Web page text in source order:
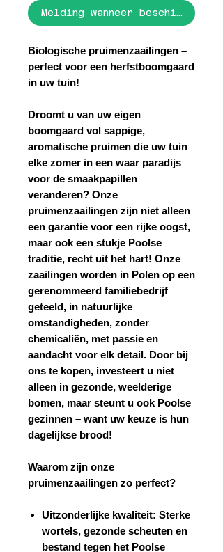
Melding wanneer beschikbaar
Biologische pruimenzaailingen –
perfect voor een herfstboomgaard
in uw tuin!
Droomt u van uw eigen
boomgaard vol sappige,
aromatische pruimen die uw tuin
elke zomer in een waar paradijs
voor de smaakpapillen
veranderen? Onze
pruimenzaailingen zijn niet alleen
een garantie voor een rijke oogst,
maar ook een stukje Poolse
traditie, recht uit het hart! Onze
zaailingen worden in Polen op een
gerenommeerd familiebedrijf
geteeld, in natuurlijke
omstandigheden, zonder
chemicaliën, met passie en
aandacht voor elk detail. Door bij
ons te kopen, investeert u niet
alleen in gezonde, weelderige
bomen, maar steunt u ook Poolse
gezinnen – want uw keuze is hun
dagelijkse brood!
Waarom zijn onze
pruimenzaailingen zo perfect?
Uitzonderlijke kwaliteit: Sterke
wortels, gezonde scheuten en
bestand tegen het Poolse